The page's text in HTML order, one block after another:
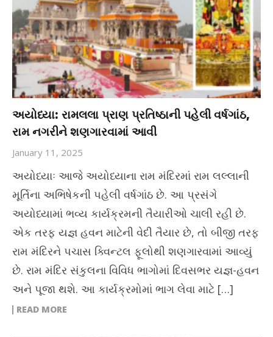
અયોધ્યા: રામલલા પ્રાણ પ્રતિષ્ઠાની પહેલી વર્ષગાંઠ,
રામ નગરીને શણગારવામાં આવી
January 11, 2025
અયોધ્યાઃ આજે અયોધ્યાના રામ મંદિરમાં રામ લલ્લાની
મૂર્તિના અભિષેકની પહેલી વર્ષગાંઠ છે. આ પ્રસંગે
અયોધ્યામાં ભવ્ય કાર્યક્રમની તૈયારીઓ ચાલી રહી છે.
એક તરફ યજ્ઞ હવન માટેની વેદી તૈયાર છે, તો બીજી તરફ
રામ મંદિરને પચાસ ક્વિન્ટલ ફૂલોથી શણગારવામાં આવ્યું
છે. રામ મંદિર સંકુલના વિવિધ ભાગોમાં દિવસભર યજ્ઞ-હવન
અને પૂજા થશે. આ કાર્યક્રમોમાં ભાગ લેવા માટે […]
READ MORE